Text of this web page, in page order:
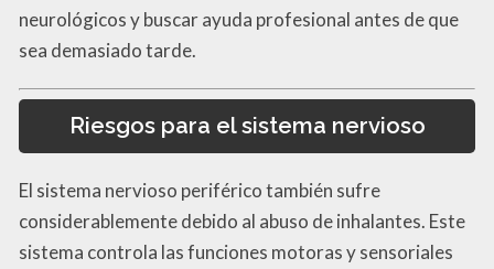
neurológicos y buscar ayuda profesional antes de que
sea demasiado tarde.
Riesgos para el sistema nervioso
El sistema nervioso periférico también sufre
considerablemente debido al abuso de inhalantes. Este
sistema controla las funciones motoras y sensoriales